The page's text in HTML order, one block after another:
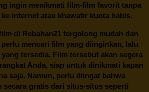
ingin menikmati film-film favorit tanpa
internet atau khawatir kuota habis.
di Rebahan21tergolong mudah dan
perlu mencari film yang diinginkan, lalu
tersedia. Film tersebut akan segera
Anda, siap untuk dinikmati kapan
saja. Namun, perlu diingat bahwa
secara gratis dari situs-situs seperti